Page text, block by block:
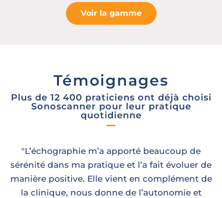
Voir la gamme
Témoignages
Plus de 12 400 praticiens ont déjà choisi
Sonoscanner pour leur pratique
quotidienne
"L’échographie m’a apporté beaucoup de
sérénité dans ma pratique et l’a fait évoluer de
manière positive. Elle vient en complément de
la clinique, nous donne de l’autonomie et